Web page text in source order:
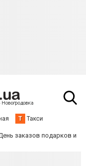
Т Такси
заказов подарков и